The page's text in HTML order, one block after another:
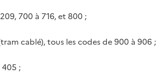
700 à 716, et 800 ;
cablé), tous les codes de 900 à 906 ;
;